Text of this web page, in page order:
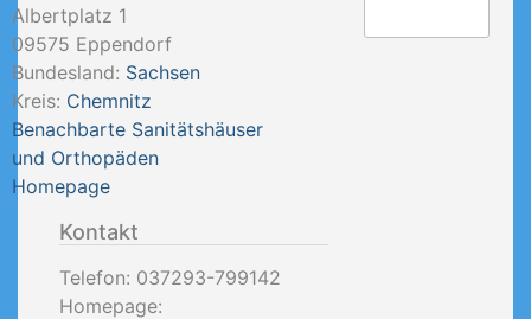
Albertplatz 1
09575 Eppendorf
Bundesland: Sachsen
Kreis: Chemnitz
Benachbarte Sanitätshäuser
und Orthopäden
Homepage
Kontakt
Telefon: 037293-799142
Homepage: